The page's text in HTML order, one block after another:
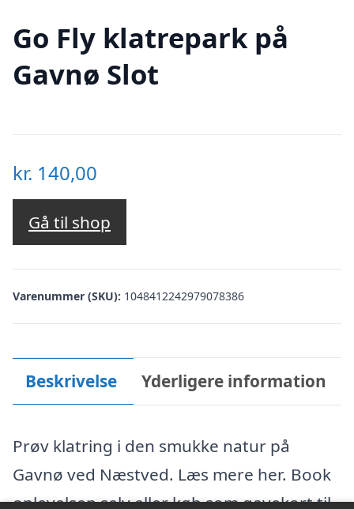
Go Fly klatrepark på
Gavnø Slot
kr. 140,00
Gå til shop
Varenummer (SKU): 1048412242979078386
Beskrivelse Yderligere information
Prøv klatring i den smukke natur på
Gavnø ved Næstved. Læs mere her. Book
oplevelsen selv eller køb som gavekort til